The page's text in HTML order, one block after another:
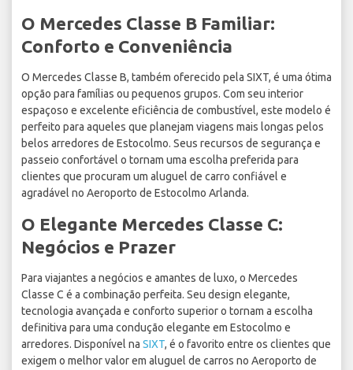
O Mercedes Classe B Familiar:
Conforto e Conveniência
O Mercedes Classe B, também oferecido pela SIXT, é uma ótima
opção para famílias ou pequenos grupos. Com seu interior
espaçoso e excelente eficiência de combustível, este modelo é
perfeito para aqueles que planejam viagens mais longas pelos
belos arredores de Estocolmo. Seus recursos de segurança e
passeio confortável o tornam uma escolha preferida para
clientes que procuram um aluguel de carro confiável e
agradável no Aeroporto de Estocolmo Arlanda.
O Elegante Mercedes Classe C:
Negócios e Prazer
Para viajantes a negócios e amantes de luxo, o Mercedes
Classe C é a combinação perfeita. Seu design elegante,
tecnologia avançada e conforto superior o tornam a escolha
definitiva para uma condução elegante em Estocolmo e
arredores. Disponível na SIXT, é o favorito entre os clientes que
exigem o melhor valor em aluguel de carros no Aeroporto de